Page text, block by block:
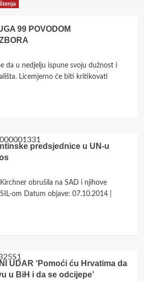
99 POVODOM
da u nedjelju ispune svoju dužnost i
Licemjerno će biti kritikovati
predsjednice u UN-u
obrušila na SAD i njihove
om Datum objave: 07.10.2014 |
UDAR ‘Pomoći ću Hrvatima da
u BiH i da se odcijepe’